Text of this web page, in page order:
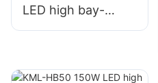
LED high bay-
lysleverandør til